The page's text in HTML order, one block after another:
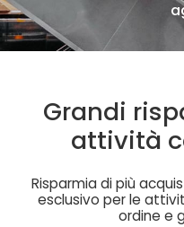
Grandi
attività
Risparmia di più
esclusivo per le
ordine e